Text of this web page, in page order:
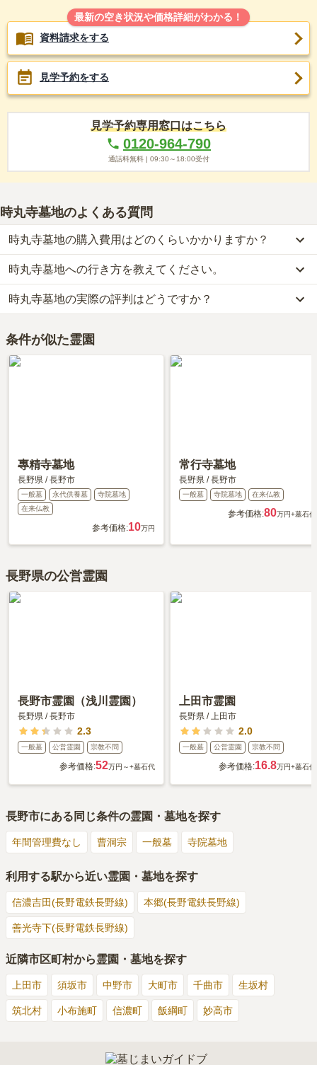
最新の空き状況や価格詳細がわかる！
資料請求をする
見学予約をする
見学予約専用窓口はこちら
0120-964-790
通話料無料 | 09:30～18:00受付
時丸寺墓地のよくある質問
時丸寺墓地の購入費用はどのくらいかかりますか？
時丸寺墓地の現在の販売価格については現在調査中です。
お墓は、価格が高いものがよい、安いものが悪い、という訳ではあ
りません。大切なのは、ご家族が心から納得し、安心してお参りで
きる場所を選ぶことです。
時丸寺墓地への行き方を教えてください。
車の場合、長野電鉄長野線「信濃吉田」から車で15分です。
詳しいルートや地図は、本ページの「地図・交通アクセス」欄をご
確認ください。
時丸寺墓地の実際の評判はどうですか？
時丸寺墓地の口コミはまだ投稿されておりません。
口コミはあくまで一つの目安です。資料請求や現地見学を通して、
ご自身の目で雰囲気を確認してみることをおすすめします。
条件が似た霊園
專精寺墓地
長野県 /長野市
一般墓 永代供養墓
寺院墓地
在来仏教
参考価格:10万円
常行寺墓地
長野県 /長野市
一般墓 寺院墓地 在来仏教
参考価格:80万円+墓石代
長野県の公営霊園
長野市霊園（浅川霊園）
長野県 /長野市
2.3
一般墓 公営霊園 宗教不問
参考価格:52万円～+墓石代
上田市霊園
長野県 /上田市
2.0
一般墓 公営霊園 宗教不問
参考価格:16.8万円+墓石代
長野市にある同じ条件の霊園・墓地を探す
年間管理費なし 曹洞宗 一般墓 寺院墓地
利用する駅から近い霊園・墓地を探す
信濃吉田(長野電鉄長野線) 本郷(長野電鉄長野線)
善光寺下(長野電鉄長野線)
近隣市区町村から霊園・墓地を探す
上田市 須坂市 中野市 大町市 千曲市 生坂村
筑北村 小布施町 信濃町 飯綱町 妙高市